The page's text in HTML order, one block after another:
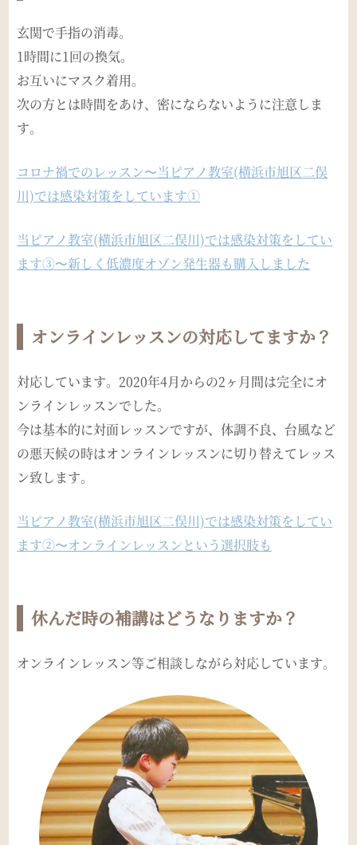
玄関で手指の消毒。
1時間に1回の換気。
お互いにマスク着用。
次の方とは時間をあけ、密にならないように注意しま
す。
コロナ禍でのレッスン〜当ピアノ教室(横浜市旭区二俣
川)では感染対策をしています①
当ピアノ教室(横浜市旭区二俣川)では感染対策をしてい
ます③〜新しく低濃度オゾン発生器も購入しました
オンラインレッスンの対応してますか？
対応しています。2020年4月からの2ヶ月間は完全にオ
ンラインレッスンでした。
今は基本的に対面レッスンですが、体調不良、台風など
の悪天候の時はオンラインレッスンに切り替えてレッス
ン致します。
当ピアノ教室(横浜市旭区二俣川)では感染対策をしてい
ます②〜オンラインレッスンという選択肢も
休んだ時の補講はどうなりますか？
オンラインレッスン等ご相談しながら対応しています。